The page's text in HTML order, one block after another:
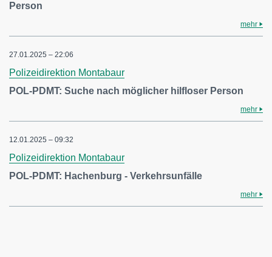
Person
mehr
27.01.2025 – 22:06
Polizeidirektion Montabaur
POL-PDMT: Suche nach möglicher hilfloser Person
mehr
12.01.2025 – 09:32
Polizeidirektion Montabaur
POL-PDMT: Hachenburg - Verkehrsunfälle
mehr